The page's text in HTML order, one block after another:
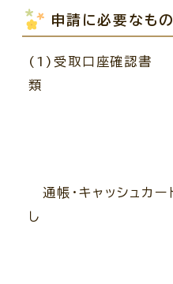
申請に必要なもの
(1)受取口座確認書
通帳・キャッシュカ